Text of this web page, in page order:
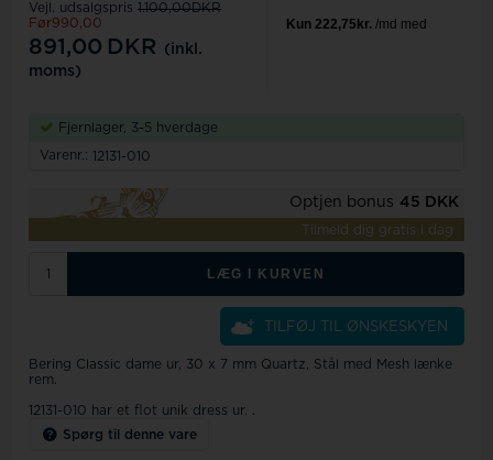
Vejl. udsalgspris 1.100,00DKR
Før990,00
891,00 DKR
(inkl.
moms)
Fjernlager, 3-5 hverdage
Varenr.: 12131-010
Optjen bonus 45 DKK
Tilmeld dig gratis i dag
LÆG I KURVEN
TILFØJ TIL ØNSKESKYEN
Bering Classic dame ur, 30 x 7 mm Quartz, Stål med Mesh lænke
rem.
12131-010 har et flot unik dress ur. .
Spørg til denne vare